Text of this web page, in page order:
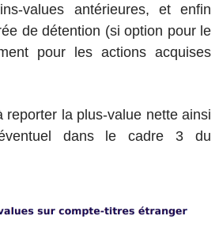
values antérieures, et enfin
de détention (si option pour le
pour les actions acquises
reporter la plus-value nette ainsi
éventuel dans le cadre 3 du